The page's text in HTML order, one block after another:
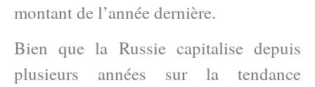
montant de l’année dernière.
Bien que la Russie capitalise depuis
plusieurs années sur la tendance